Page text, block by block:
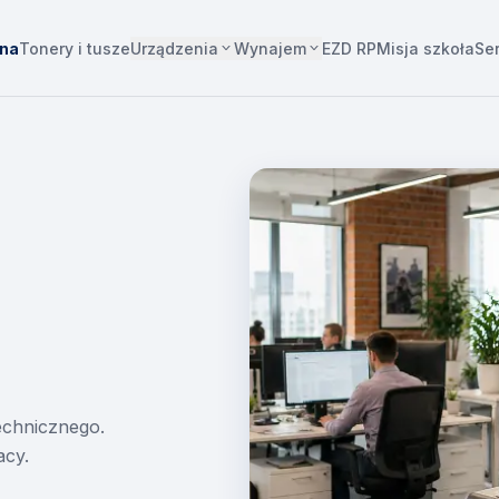
Tonery i tuszeUrządzenia Wynajem EZD RPMisja szkoła